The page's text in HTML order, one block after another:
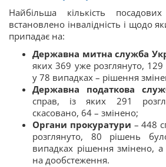
Найбільша кількість
встановлено інвалідність і щодо
припадає на:
Державна митна служба
яких 369 уже розглянуто,
у 78 випадках – рішення
Державна податкова
справ, із яких 291
скасовано, 64 – змінено;
Органи прокуратури – 448
розглянуто, 80 рішень
випадках рішення змінено,
на дообстеження.